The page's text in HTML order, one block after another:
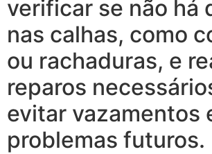
verificar se não há
nas calhas, como
ou rachaduras, e
reparos
evitar vazamentos
problemas futuros.